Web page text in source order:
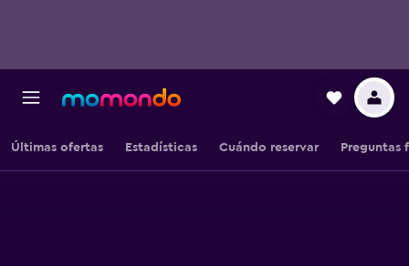
Últimas ofertas Estadísticas Cuándo reservar Preguntas